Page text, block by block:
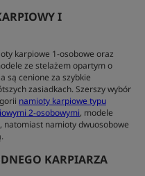
I
karpiowe 1-osobowe oraz
ze stelażem opartym o
są cenione za szybkie
zasiadkach. Szerszy wybór
namioty karpiowe typu
2-osobowymi, modele
natomiast namioty dwuosobowe
KARPIARZA